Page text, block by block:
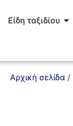
Είδη ταξιδίου
Αρχική σελίδα/